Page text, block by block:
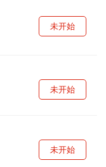
未开始
未开始
未开始